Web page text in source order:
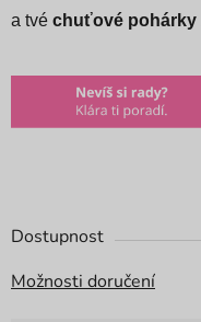
a tvé chuťové pohárky
Dostupnost
Možnosti doručení